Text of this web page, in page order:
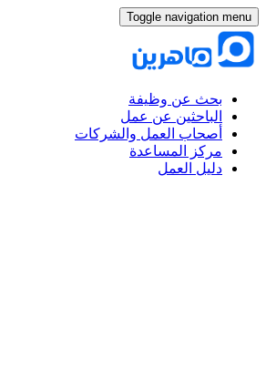
Toggle navigation menu
بحث عن وظيفة
الباحثين عن عمل
أصحاب العمل والشركات
مركز المساعدة
دليل العمل